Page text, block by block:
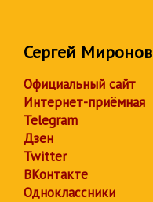
Сергей Миронов
Официальный сайт
Интернет-приёмная
Telegram
Дзен
Twitter
ВКонтакте
Одноклассники